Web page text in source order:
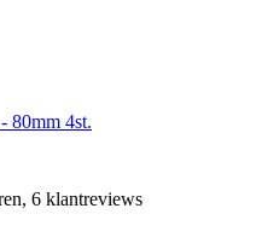
80mm 4st.
6 klantreviews